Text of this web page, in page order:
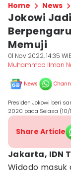
Home News
Jokowi
Memuji
01 Nov 2022, 14:35
Muhammad Ilman
News
Presiden Jokowi beri
2020 pada Selasa (10/
Share Article
Jakarta, IDN
Widodo